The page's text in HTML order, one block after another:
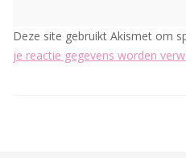
Deze site gebruikt Akismet om
je reactie gegevens worden